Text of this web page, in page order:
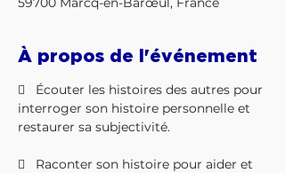
À propos de l'événement
   Écouter les histoires des autres pour
interroger son histoire personnelle et
restaurer sa subjectivité.
   Raconter son histoire pour aider et